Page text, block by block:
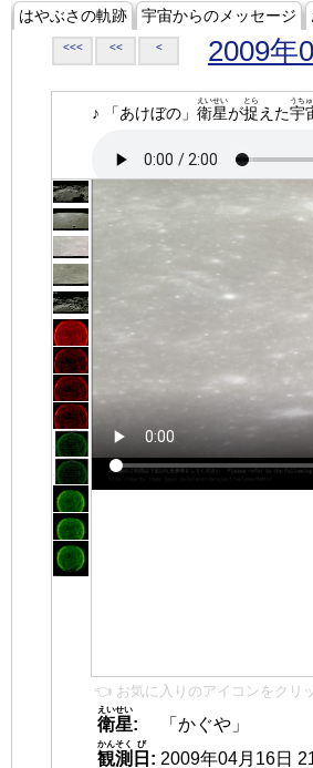
はやぶさの軌跡 宇宙からのメッセージ
<<< << < 2009年
♪ 「あけぼの」 衛星
えいせい
が捉
とら
えた宇
うちゅ
👈 お気に入りのアイコンをクリ
衛星
えいせい
:
「かぐや」
観測
かんそく
日
び
: 2009年04月16日